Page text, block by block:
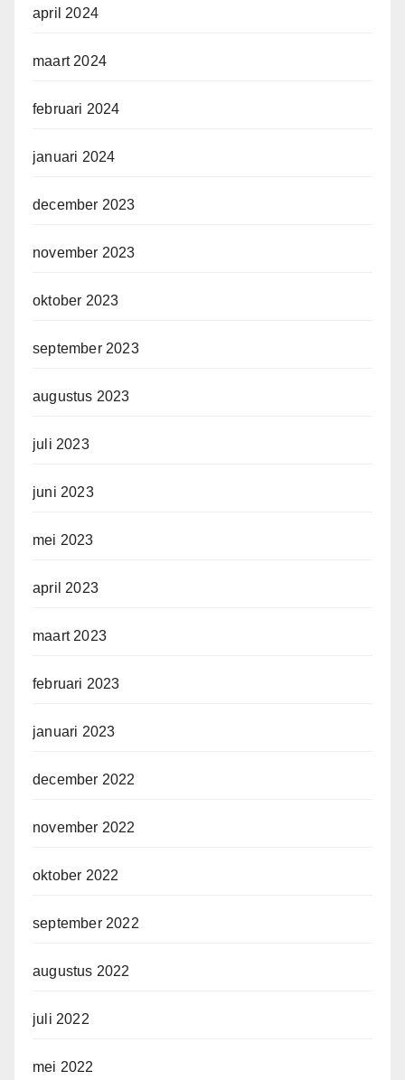
april 2024
maart 2024
februari 2024
januari 2024
december 2023
november 2023
oktober 2023
september 2023
augustus 2023
juli 2023
juni 2023
mei 2023
april 2023
maart 2023
februari 2023
januari 2023
december 2022
november 2022
oktober 2022
september 2022
augustus 2022
juli 2022
mei 2022